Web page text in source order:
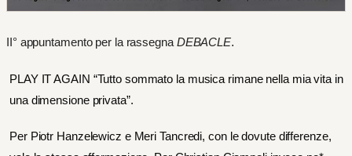
II° appuntamento per la rassegna DEBACLE.
PLAY IT AGAIN “Tutto sommato la musica rimane nella mia vita in
una dimensione privata”.
Per Piotr Hanzelewicz e Meri Tancredi, con le dovute differenze,